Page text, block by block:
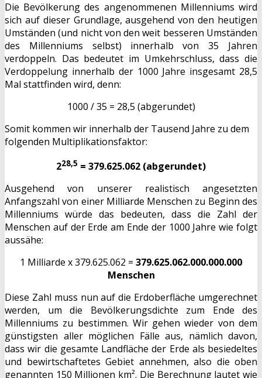
Die Bevölkerung des angenommenen Millenniums wird
sich auf dieser Grundlage, ausgehend von den heutigen
Umständen (und nicht von den weit besseren Umständen
des Millenniums selbst) innerhalb von 35 Jahren
verdoppeln. Das bedeutet im Umkehrschluss, dass die
Verdoppelung innerhalb der 1000 Jahre insgesamt 28,5
Mal stattfinden wird, denn:
1000 / 35 = 28,5 (abgerundet)
Somit kommen wir innerhalb der Tausend Jahre zu dem
folgenden Multiplikationsfaktor:
228,5 = 379.625.062 (abgerundet)
Ausgehend von unserer realistisch angesetzten
Anfangszahl von einer Milliarde Menschen zu Beginn des
Millenniums würde das bedeuten, dass die Zahl der
Menschen auf der Erde am Ende der 1000 Jahre wie folgt
aussähe:
1 Milliarde x 379.625.062 = 379.625.062.000.000.000
Menschen
Diese Zahl muss nun auf die Erdoberfläche umgerechnet
werden, um die Bevölkerungsdichte zum Ende des
Millenniums zu bestimmen. Wir gehen wieder von dem
günstigsten aller möglichen Fälle aus, nämlich davon,
dass wir die gesamte Landfläche der Erde als besiedeltes
und bewirtschaftetes Gebiet annehmen, also die oben
genannten 150 Millionen km². Die Berechnung lautet wie